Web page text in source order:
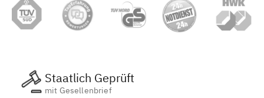
Staatlich Geprüft
mit Gesellenbrief